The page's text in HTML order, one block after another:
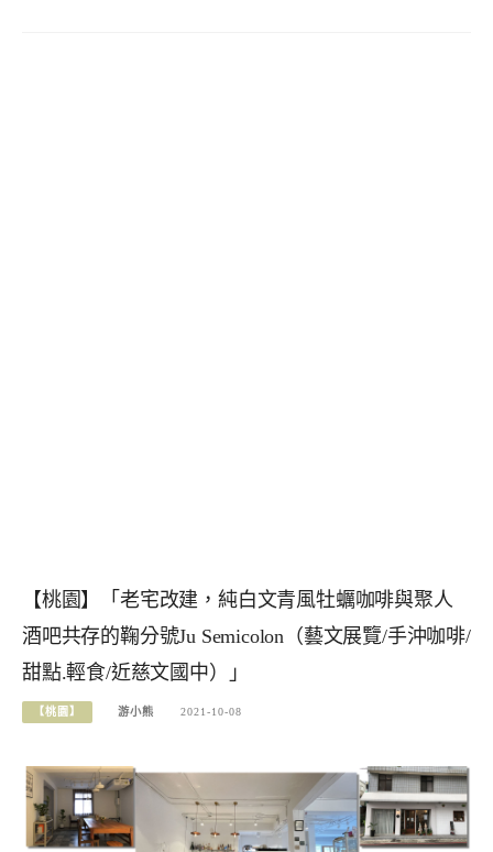
【桃園】「老宅改建，純白文青風牡蠣咖啡與聚人
酒吧共存的鞠分號Ju Semicolon（藝文展覽/手沖咖啡/
甜點.輕食/近慈文國中）」
【桃園】 游小熊 2021-10-08